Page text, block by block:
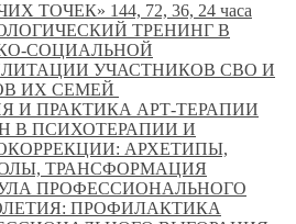
ТОЧЕК» 144, 72, 36, 24 часа
ТРЕНИНГ В
СОЦИАЛЬНОЙ
УЧАСТНИКОВ СВО И
ИХ СЕМЕЙ
И ПРАКТИКА АРТ-ТЕРАПИИ
В ПСИХОТЕРАПИИ И
АРХЕТИПЫ,
ТРАНСФОРМАЦИЯ
ПРОФЕССИОНАЛЬНОГО
ПРОФИЛАКТИКА